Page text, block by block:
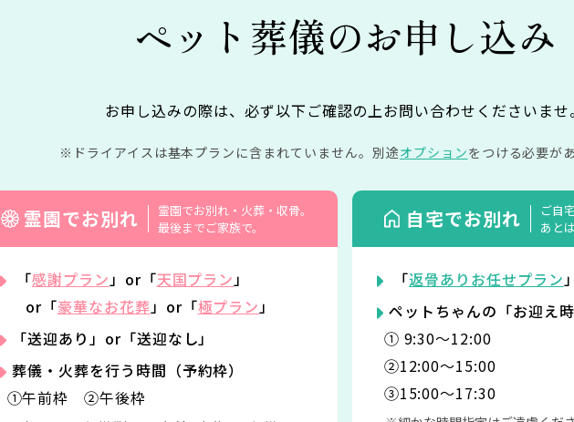
ペット葬儀のお申し込み
お申し込みの際は、必ず以下ご確認の上お問い合わせくださいませ。
ドライアイスは基本プランに含まれていません。 別途オプションをつける必要が
霊園でお別れ
霊園でお別れ・火葬・収骨。
最後までご家族で。
「感謝プラン」or「天国プラン」
or「豪華なお花葬」or「極プラン」
「送迎あり」or「送迎なし」
葬儀・火葬を行う時間（予約枠）
①午前枠 ②午後枠
自宅でお別れ
ご自
あと
「返骨ありお任せプラン
ペットちゃんの「お迎え時
① 9:30〜12:00
②12:00〜15:00
③15:00〜17:30